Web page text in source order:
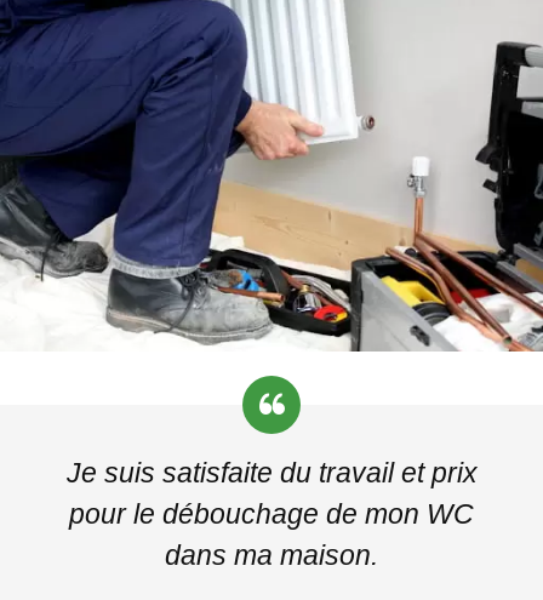
Je suis satisfaite du travail et prix
pour le débouchage de mon WC
dans ma maison.